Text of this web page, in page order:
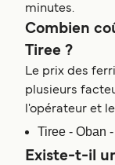
minutes.
Combien
Tiree ?
Le prix des
plusieurs
l'opérateur et
Tiree - Oban
Existe-t-il